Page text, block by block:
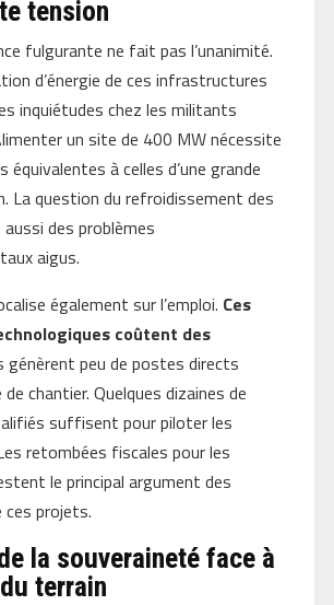
tension
fulgurante ne fait pas l’unanimité.
d’énergie de ces infrastructures
inquiétudes chez les militants
un site de 400 MW nécessite
équivalentes à celles d’une grande
La question du refroidissement des
des problèmes
aigus.
également sur l’emploi. Ces
coûtent des
génèrent peu de postes directs
chantier. Quelques dizaines de
suffisent pour piloter les
retombées fiscales pour les
le principal argument des
ces projets.
la souveraineté face à
terrain